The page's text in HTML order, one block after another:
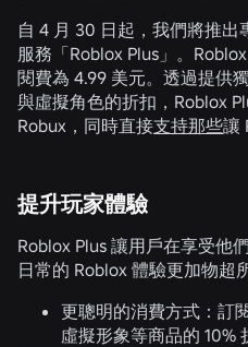
自 4 月 30 日起，我們將推
服務「Roblox Plus」。
閱費為 4.99 美元。透過提供
與虛擬角色的折扣，Roblox
Robux，同時直接支持那些讓
提升玩家體驗
Roblox Plus 讓用戶在享受他
日常的 Roblox 體驗更加物超
更聰明的消費方式： 訂
虛擬形象等商品的 10%